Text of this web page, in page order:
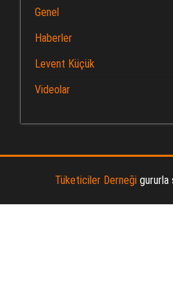
Genel
Haberler
Levent Küçük
Videolar
Tüketiciler Derneği gururla